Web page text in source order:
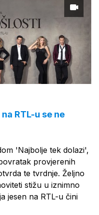
RTL-u se ne
'Najbolje tek dolazi',
provjerenih
te tvrdnje. Željno
stižu u iznimno
jesen na RTL-u čini